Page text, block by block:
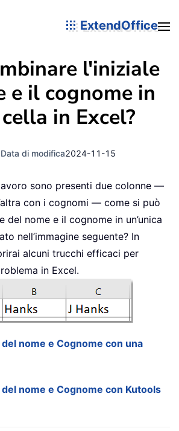
ExtendOffice
l'iniziale
e il cognome in
in Excel?
Data di modifica2024-11-15
sono presenti due colonne —
con i cognomi — come si può
del nome e il cognome in un’unica
nell’immagine seguente? In
alcuni trucchi efficaci per
in Excel.
nome e Cognome con una
nome e Cognome con Kutools